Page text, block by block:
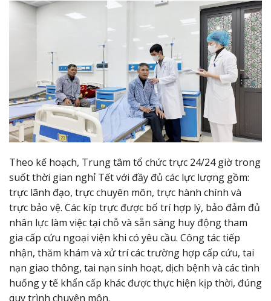
Theo kế hoạch, Trung tâm tổ chức trực 24/24 giờ trong
suốt thời gian nghỉ Tết với đầy đủ các lực lượng gồm:
trực lãnh đạo, trực chuyên môn, trực hành chính và
trực bảo vệ. Các kíp trực được bố trí hợp lý, bảo đảm đủ
nhân lực làm việc tại chỗ và sẵn sàng huy động tham
gia cấp cứu ngoại viện khi có yêu cầu. Công tác tiếp
nhận, thăm khám và xử trí các trường hợp cấp cứu, tai
nạn giao thông, tai nạn sinh hoạt, dịch bệnh và các tình
huống y tế khẩn cấp khác được thực hiện kịp thời, đúng
quy trình chuyên môn.